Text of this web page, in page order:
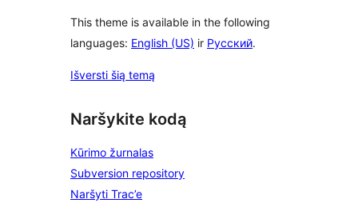
This theme is available in the following
languages: English (US) ir Русский.
Išversti šią temą
Naršykite kodą
Kūrimo žurnalas
Subversion repository
Naršyti Trac’e